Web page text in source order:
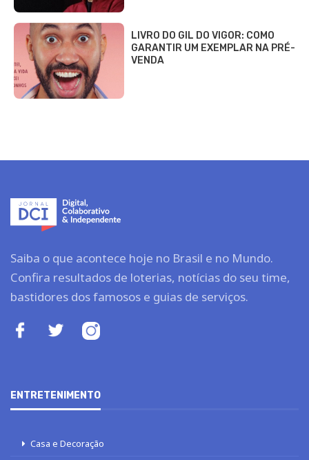
LIVRO DO GIL DO VIGOR: COMO
GARANTIR UM EXEMPLAR NA PRÉ-
VENDA
Saiba o que acontece hoje no Brasil e no Mundo.
Confira resultados de loterias, notícias do seu time,
bastidores dos famosos e guias de serviços.
ENTRETENIMENTO
Casa e Decoração